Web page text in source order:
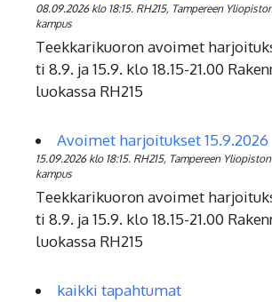
08.09.2026 klo 18:15. RH215, Tampereen
kampus
Teekkarikuoron avoimet
ti 8.9. ja 15.9. klo 18.15-21.00
luokassa RH215
Avoimet harjoitukset 15.9.2026
15.09.2026 klo 18:15. RH215, Tampereen
kampus
Teekkarikuoron avoimet
ti 8.9. ja 15.9. klo 18.15-21.00
luokassa RH215
kaikki tapahtumat